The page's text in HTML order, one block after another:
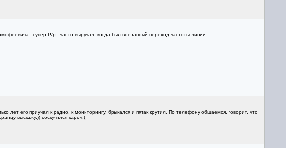
- супер Р/р - часто выручал, когда был внезапный переход частоты линии
лет его приучал к радио, к мониторингу, брыкался и пятак крутил. По телефону общаемся, говорит, что
выскажу.)) соскучился кароч.(